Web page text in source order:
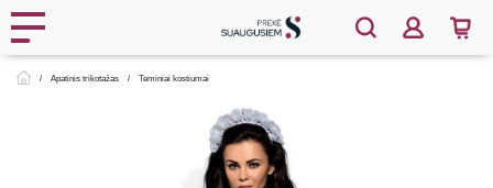
Apatinis trikotažas Teminiai kostiumai